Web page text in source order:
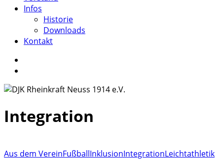
Infos
Historie
Downloads
Kontakt
Integration
Rheinkraft
Aus dem VereinFußballInklusionIntegrationLeichtathletik